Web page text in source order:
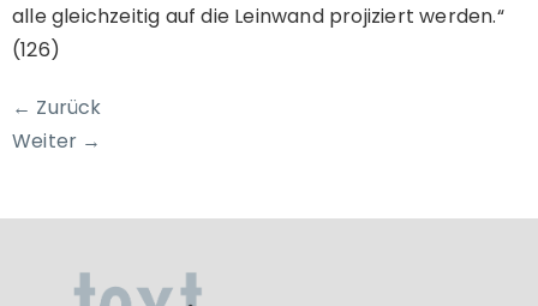
alle gleichzeitig auf die Leinwand projiziert werden.“
(126)
← Zurück
Weiter →